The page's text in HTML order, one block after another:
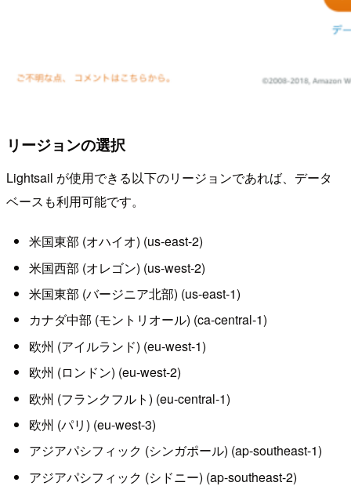
リージョンの選択
Lightsail が使用できる以下のリージョンであれば、データ
ベースも利用可能です。
米国東部 (オハイオ) (us-east-2)
米国西部 (オレゴン) (us-west-2)
米国東部 (バージニア北部) (us-east-1)
カナダ中部 (モントリオール) (ca-central-1)
欧州 (アイルランド) (eu-west-1)
欧州 (ロンドン) (eu-west-2)
欧州 (フランクフルト) (eu-central-1)
欧州 (パリ) (eu-west-3)
アジアパシフィック (シンガポール) (ap-southeast-1)
アジアパシフィック (シドニー) (ap-southeast-2)